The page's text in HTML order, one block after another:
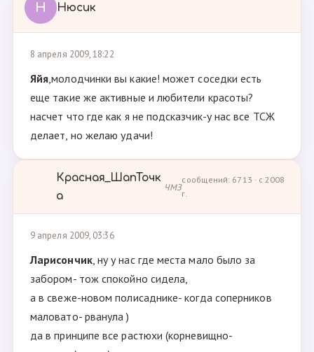
Н Нюсик
8 апреля 2009, 18:22
Яйя,молодчинки вы какие! может соседки есть
еще такие же активные и любители красоты?
насчет что где как я не подсказчик-у нас все ТСЖ
делает, но желаю удачи!
Красная_ШапТочк
а
ЧМЗ
сообщений: 6713 · с 2008
г.
9 апреля 2009, 03:36
Ларисончик, ну у нас где места мало было за
забором- тож спокойно сидела,
а в свеже-новом полисаднике- когда соперников
маловато- рванула )
да в принципе все растюхи (корневищно-